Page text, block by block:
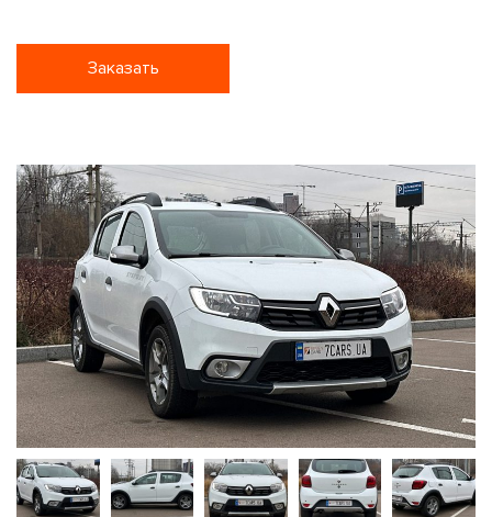
Заказать